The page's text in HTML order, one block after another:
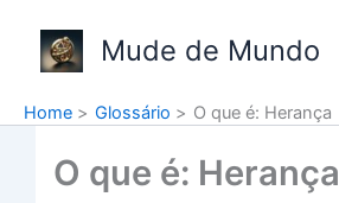
content
Mude de Mundo
Home Glossário O que é: Herança
O que é: Herança